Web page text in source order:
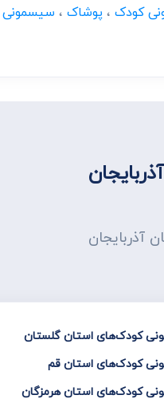
کودک ،پوشاک ، سیسمونی
آذربایجان
کودک‌های استان گلستان
کودک‌های استان قم
کودک‌های استان هرمزگان